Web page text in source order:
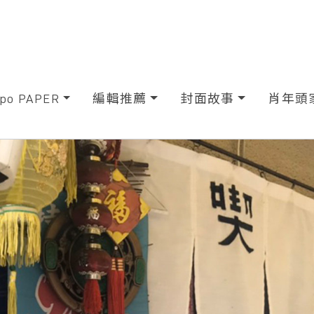
PAPER 編輯推薦 封面故事 肖年頭